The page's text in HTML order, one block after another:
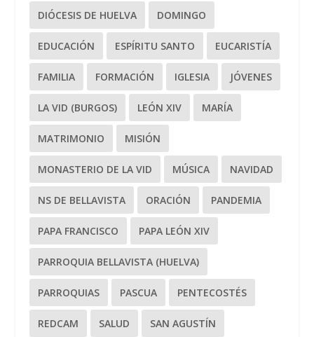
DIÓCESIS DE HUELVA DOMINGO
EDUCACIÓN ESPÍRITU SANTO EUCARISTÍA
FAMILIA FORMACIÓN IGLESIA JÓVENES
LA VID (BURGOS) LEÓN XIV MARÍA
MATRIMONIO MISIÓN
MONASTERIO DE LA VID MÚSICA NAVIDAD
NS DE BELLAVISTA ORACIÓN PANDEMIA
PAPA FRANCISCO PAPA LEÓN XIV
PARROQUIA BELLAVISTA (HUELVA)
PARROQUIAS PASCUA PENTECOSTÉS
REDCAM SALUD SAN AGUSTÍN